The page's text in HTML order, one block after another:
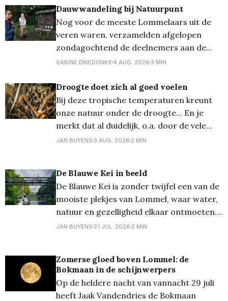
organisator was... Om te vertellen waar
de naam Teuten vandaan komt, moeten
we terug naar de 17de-18de eeuw. Het
waren kooplui die te
Dauwwandeling bij Natuurpunt
Nog voor de meeste Lommelaars uit de
veren waren, verzamelden afgelopen
zondagochtend de deelnemers aan de
dauwwandeling van Natuurpunt Lommel
natuurbeleving. De wandeling, die volledig
volzet was, viel samen met de
zonsopkomst en werd begeleid door
gidsen Sabine en Dirk. De ochtend
SABINE DRIEDONKX 4 AUG. 2026 3 MIN
Droogte doet zich al goed voelen
Bij deze tropische temperaturen kreunt
onze natuur onder de droogte... En je
merkt dat al duidelijk, o.a. door de vele
bladeren die nu al vallen. Fotograaf Rowen
voor de natuur dus... 💡Vergeet ook niet
uw
JAN BUYENS 3 AUG. 2026 2 MIN
De Blauwe Kei in beeld
De Blauwe Kei is zonder twijfel een van de
mooiste plekjes van Lommel, waar water,
natuur en gezelligheid elkaar ontmoeten.
En fotograaf Jan Thomas bezorgde ons
en de verbindingsbrug tussen Lommel en
Mol maken deze
JAN BUYENS 31 JUL. 2026 2 MIN
Zomerse gloed boven Lommel: de
Bokmaan in de schijnwerpers
Op de heldere nacht van vannacht 29 juli
heeft Jaak Vandendries de Bokmaan